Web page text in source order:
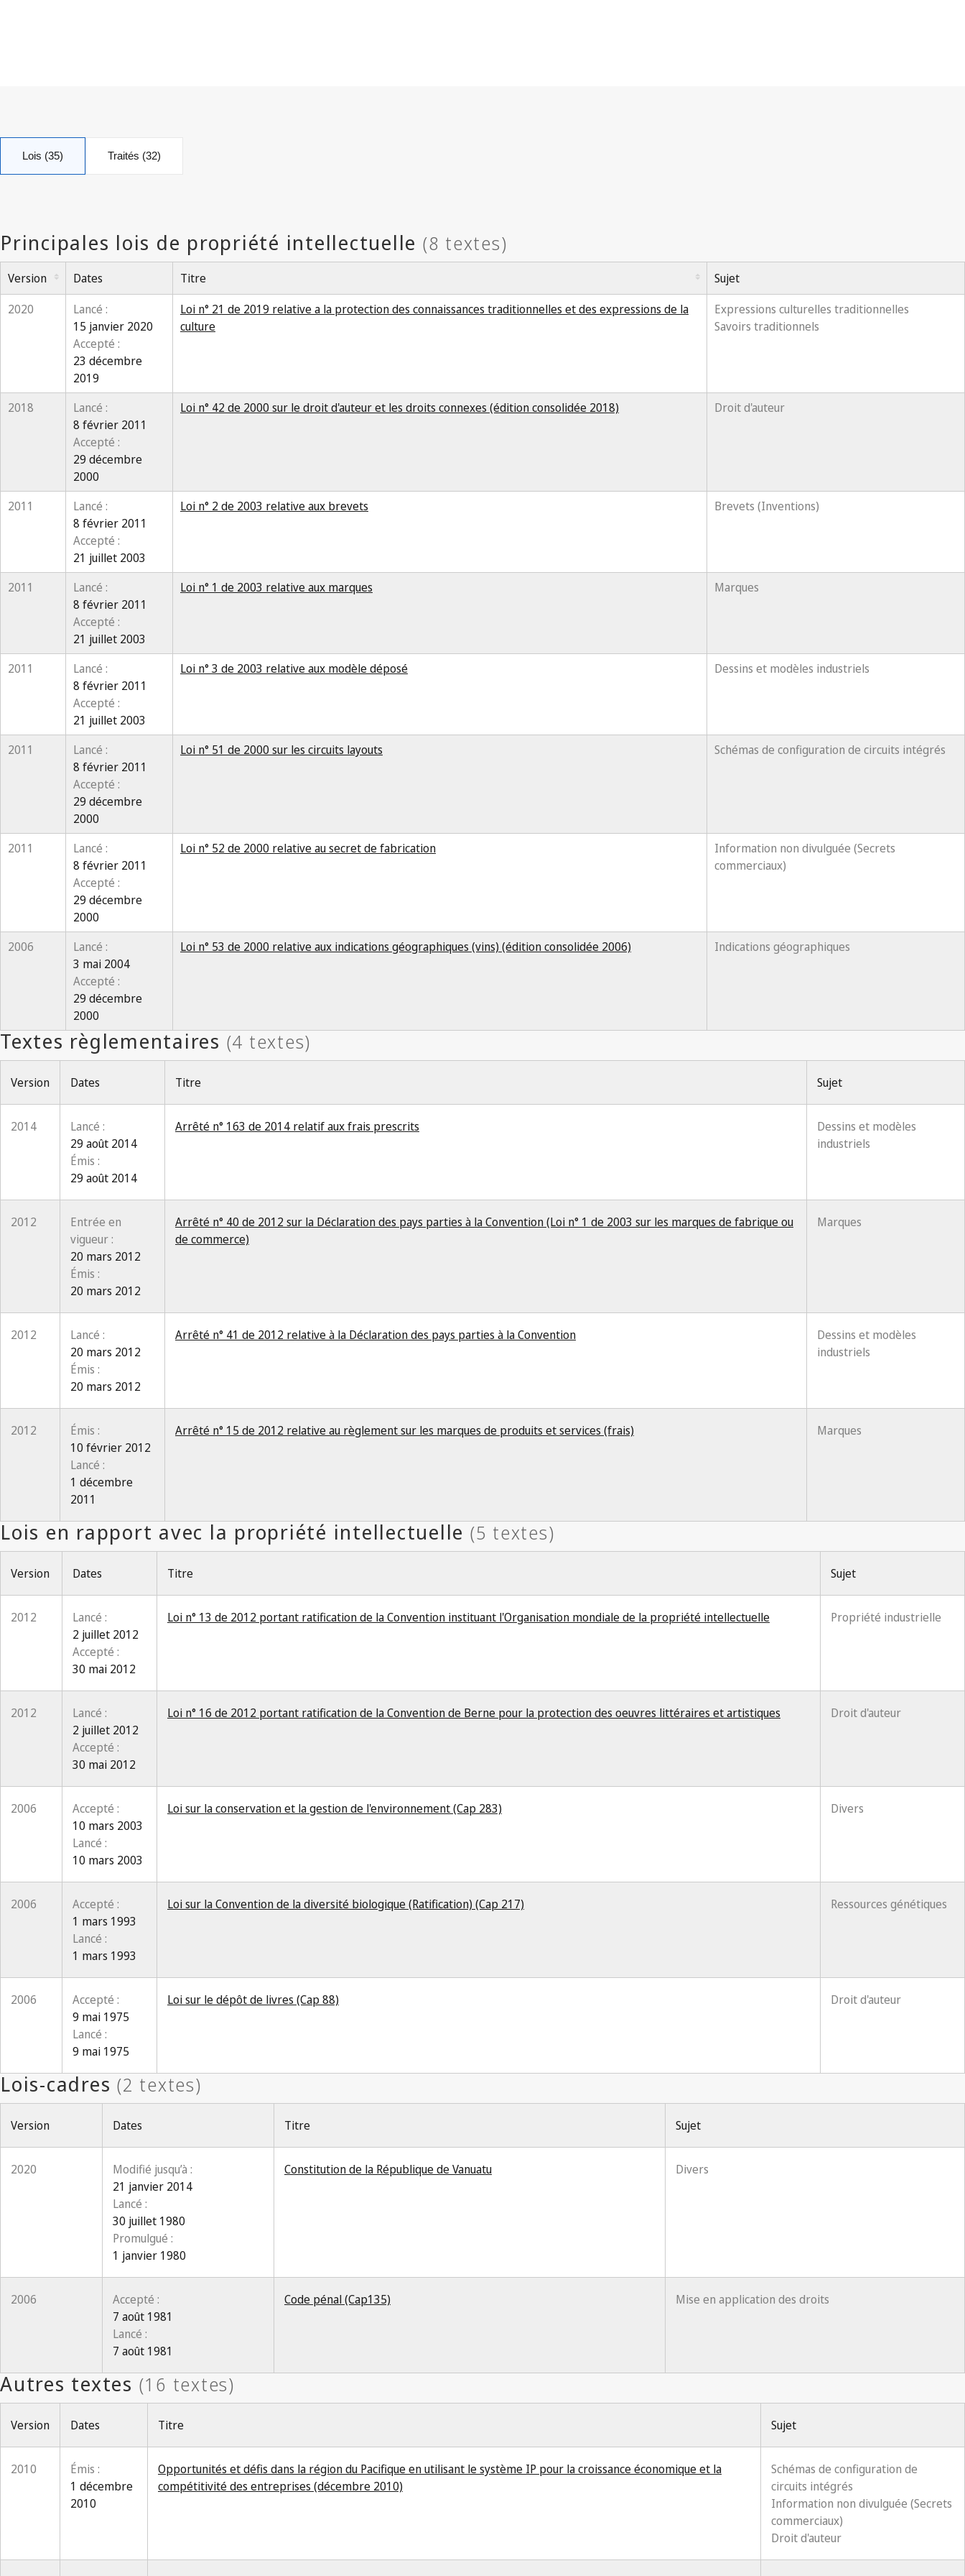
Lois (35) Traités (32)
Version Dates Titre
Sujet
2020
Lancé :
15 janvier 2020
Accepté :
23 décembre
2019
Loi n° 21 de 2019 relative a la protection des connaissances traditionnelles et des expressions de la
culture
Expressions culturelles traditionnelles
Savoirs traditionnels
2018
Lancé :
8 février 2011
Accepté :
29 décembre
2000
Loi n° 42 de 2000 sur le droit d'auteur et les droits connexes (édition consolidée 2018) Droit d'auteur
2011
Lancé :
8 février 2011
Accepté :
21 juillet 2003
Loi n° 2 de 2003 relative aux brevets Brevets (Inventions)
2011
Lancé :
8 février 2011
Accepté :
21 juillet 2003
Loi n° 1 de 2003 relative aux marques Marques
2011
Lancé :
8 février 2011
Accepté :
21 juillet 2003
Loi n° 3 de 2003 relative aux modèle déposé Dessins et modèles industriels
2011
Lancé :
8 février 2011
Accepté :
29 décembre
2000
Loi n° 51 de 2000 sur les circuits layouts Schémas de configuration de circuits intégrés
2011
Lancé :
8 février 2011
Accepté :
29 décembre
2000
Loi n° 52 de 2000 relative au secret de fabrication
Information non divulguée (Secrets
commerciaux)
2006
Lancé :
3 mai 2004
Accepté :
29 décembre
2000
Loi n° 53 de 2000 relative aux indications géographiques (vins) (édition consolidée 2006) Indications géographiques
Version Dates Titre Sujet
2014
Lancé :
29 août 2014
Émis :
29 août 2014
Arrêté n° 163 de 2014 relatif aux frais prescrits
Dessins et modèles
industriels
2012
Entrée en
vigueur :
20 mars 2012
Émis :
20 mars 2012
Arrêté n° 40 de 2012 sur la Déclaration des pays parties à la Convention (Loi n° 1 de 2003 sur les marques de fabrique ou
de commerce)
Marques
2012
Lancé :
20 mars 2012
Émis :
20 mars 2012
Arrêté n° 41 de 2012 relative à la Déclaration des pays parties à la Convention
Dessins et modèles
industriels
2012
Émis :
10 février 2012
Lancé :
1 décembre
2011
Arrêté n° 15 de 2012 relative au règlement sur les marques de produits et services (frais) Marques
Version Dates Titre Sujet
2012
Lancé :
2 juillet 2012
Accepté :
30 mai 2012
Loi n° 13 de 2012 portant ratification de la Convention instituant l'Organisation mondiale de la propriété intellectuelle Propriété industrielle
2012
Lancé :
2 juillet 2012
Accepté :
30 mai 2012
Loi n° 16 de 2012 portant ratification de la Convention de Berne pour la protection des oeuvres littéraires et artistiques Droit d'auteur
2006
Accepté :
10 mars 2003
Lancé :
10 mars 2003
Loi sur la conservation et la gestion de l'environnement (Cap 283) Divers
2006
Accepté :
1 mars 1993
Lancé :
1 mars 1993
Loi sur la Convention de la diversité biologique (Ratification) (Cap 217) Ressources génétiques
2006
Accepté :
9 mai 1975
Lancé :
9 mai 1975
Loi sur le dépôt de livres (Cap 88) Droit d'auteur
Version Dates Titre Sujet
2020
Modifié jusqu’à :
21 janvier 2014
Lancé :
30 juillet 1980
Promulgué :
1 janvier 1980
Constitution de la République de Vanuatu Divers
2006
Accepté :
7 août 1981
Lancé :
7 août 1981
Code pénal (Cap135) Mise en application des droits
Version Dates Titre Sujet
2010
Émis :
1 décembre
2010
Opportunités et défis dans la région du Pacifique en utilisant le système IP pour la croissance économique et la
compétitivité des entreprises (décembre 2010)
Schémas de configuration de
circuits intégrés
Information non divulguée (Secrets
commerciaux)
Droit d'auteur